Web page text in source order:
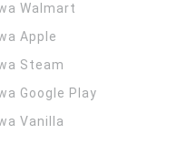
Walmart
Apple
Steam
Google Play
Vanilla